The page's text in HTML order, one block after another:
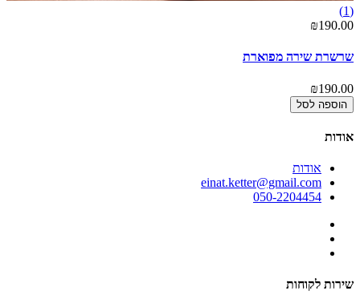
(1)
₪190.00
שרשרת שירה מפוארת
₪190.00
הוספה לסל
אודות
אודות
einat.ketter@gmail.com
050-2204454
שירות לקוחות